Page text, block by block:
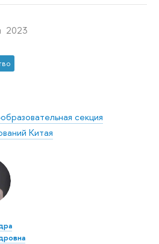
2023
секция
Китая